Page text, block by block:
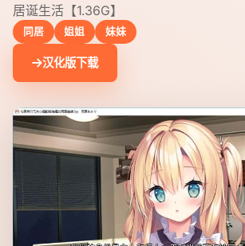
居诞生活【1.36G】
同居 姐姐 妹妹
汉化版下载